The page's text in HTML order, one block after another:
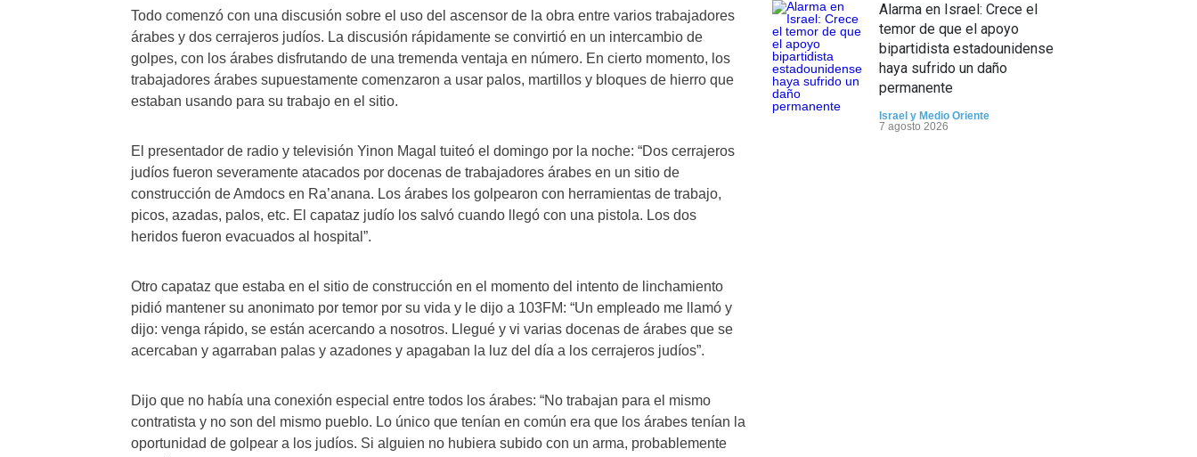
Todo comenzó con una discusión sobre el uso del ascensor de la obra entre varios trabajadores
árabes y dos cerrajeros judíos. La discusión rápidamente se convirtió en un intercambio de
golpes, con los árabes disfrutando de una tremenda ventaja en número. En cierto momento, los
trabajadores árabes supuestamente comenzaron a usar palos, martillos y bloques de hierro que
estaban usando para su trabajo en el sitio.
El presentador de radio y televisión Yinon Magal tuiteó el domingo por la noche: “Dos cerrajeros
judíos fueron severamente atacados por docenas de trabajadores árabes en un sitio de
construcción de Amdocs en Ra’anana. Los árabes los golpearon con herramientas de trabajo,
picos, azadas, palos, etc. El capataz judío los salvó cuando llegó con una pistola. Los dos
heridos fueron evacuados al hospital”.
Otro capataz que estaba en el sitio de construcción en el momento del intento de linchamiento
pidió mantener su anonimato por temor por su vida y le dijo a 103FM: “Un empleado me llamó y
dijo: venga rápido, se están acercando a nosotros. Llegué y vi varias docenas de árabes que se
acercaban y agarraban palas y azadones y apagaban la luz del día a los cerrajeros judíos”.
Dijo que no había una conexión especial entre todos los árabes: “No trabajan para el mismo
contratista y no son del mismo pueblo. Lo único que tenían en común era que los árabes tenían la
oportunidad de golpear a los judíos. Si alguien no hubiera subido con un arma, probablemente
Alarma en Israel: Crece el
temor de que el apoyo
bipartidista estadounidense
haya sufrido un daño
permanente
Israel y Medio Oriente
7 agosto 2026